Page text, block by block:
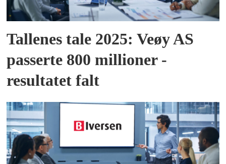
Tallenes tale 2025: Veøy AS
passerte 800 millioner -
resultatet falt